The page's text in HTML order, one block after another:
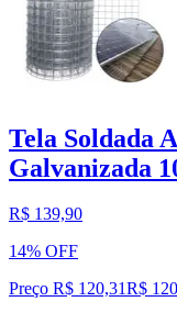
Tela Soldada
Galvanizada
R$ 139,90
14% OFF
Preço R$ 120,31R$ 120